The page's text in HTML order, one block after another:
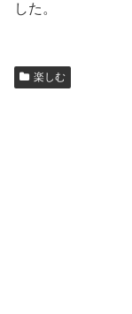
した。
楽しむ